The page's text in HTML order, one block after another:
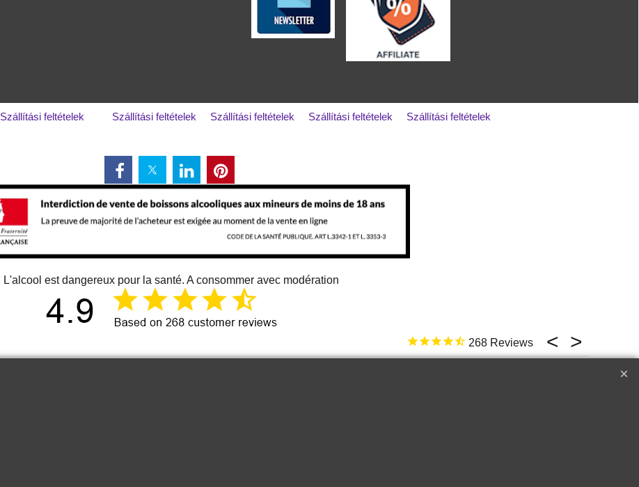
Szállítási feltételek Szállítási feltételek Szállítási feltételek Szállítási feltételek Szállítási feltételek
L'alcool est dangereux pour la santé. A consommer avec modération
268